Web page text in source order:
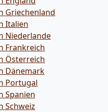
Griechenland
Italien
Niederlande
Frankreich
Österreich
Dänemark
Portugal
Spanien
Schweiz